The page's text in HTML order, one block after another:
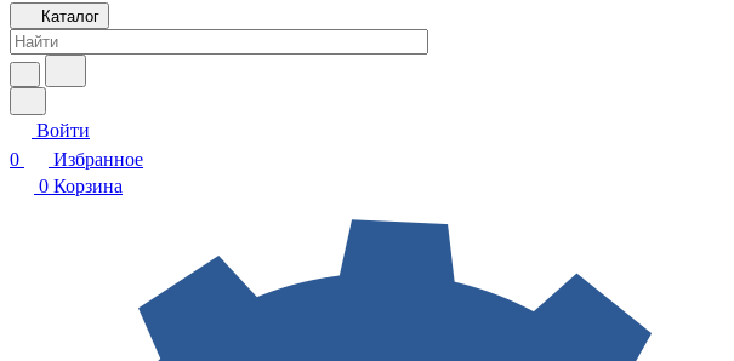
Каталог
Войти
0
Избранное
0 Корзина